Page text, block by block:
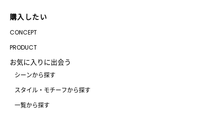
購入したい
CONCEPT
PRODUCT
お気に入りに出会う
シーンから探す
スタイル・モチーフから探す
一覧から探す